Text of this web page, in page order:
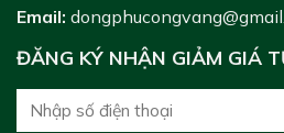
Email:
ĐĂNG KÝ NHẬN GIẢM GIÁ